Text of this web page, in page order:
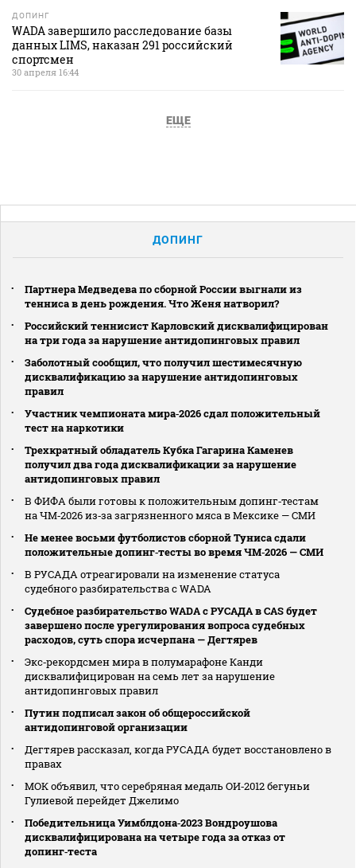
ДОПИНГ
WADA завершило расследование базы
данных LIMS, наказан 291 российский
спортсмен
30 апреля 16:44
ЕЩЕ
ДОПИНГ
Партнера Медведева по сборной России выгнали из
тенниса в день рождения. Что Женя натворил?
Российский теннисист Карловский дисквалифицирован
на три года за нарушение антидопинговых правил
Заболотный сообщил, что получил шестимесячную
дисквалификацию за нарушение антидопинговых
правил
Участник чемпионата мира‑2026 сдал положительный
тест на наркотики
Трехкратный обладатель Кубка Гагарина Каменев
получил два года дисквалификации за нарушение
антидопинговых правил
В ФИФА были готовы к положительным допинг‑тестам
на ЧМ‑2026 из‑за загрязненного мяса в Мексике — СМИ
Не менее восьми футболистов сборной Туниса сдали
положительные допинг‑тесты во время ЧМ‑2026 — СМИ
В РУСАДА отреагировали на изменение статуса
судебного разбирательства с WADA
Судебное разбирательство WADA с РУСАДА в CAS будет
завершено после урегулирования вопроса судебных
расходов, суть спора исчерпана — Дегтярев
Экс‑рекордсмен мира в полумарафоне Канди
дисквалифицирован на семь лет за нарушение
антидопинговых правил
Путин подписал закон об общероссийской
антидопинговой организации
Дегтярев рассказал, когда РУСАДА будет восстановлено в
правах
МОК объявил, что серебряная медаль ОИ‑2012 бегуньи
Гулиевой перейдет Джелимо
Победительница Уимблдона‑2023 Вондроушова
дисквалифицирована на четыре года за отказ от
допинг‑теста